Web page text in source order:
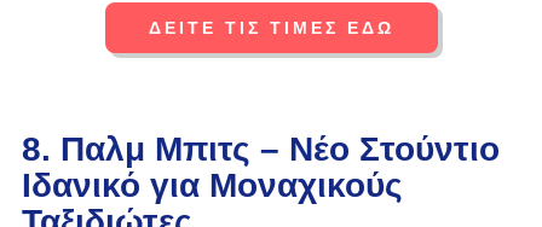
ΔΕΙΤΕ ΤΙΣ ΤΙΜΕΣ ΕΔΩ
8. Παλμ Μπιτς – Νέο Στούντιο
Ιδανικό για Μοναχικούς